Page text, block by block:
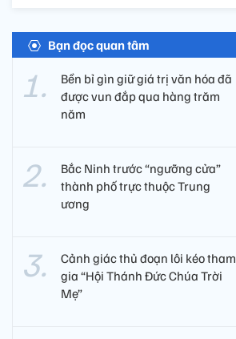
Bạn đọc quan tâm
Bền bỉ gìn giữ giá trị văn hóa đã
được vun đắp qua hàng trăm
năm
Bắc Ninh trước “ngưỡng cửa”
thành phố trực thuộc Trung
ương
Cảnh giác thủ đoạn lôi kéo tham
gia “Hội Thánh Đức Chúa Trời
Mẹ”